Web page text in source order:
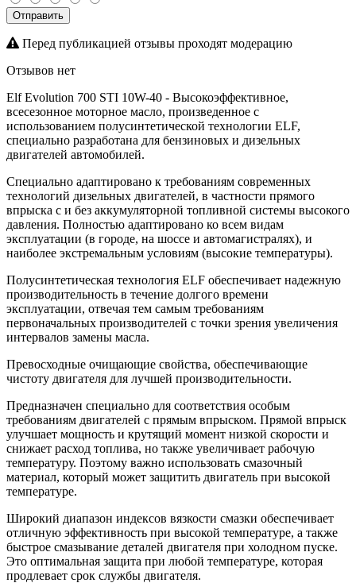
Отправить
Перед публикацией отзывы проходят модерацию
Отзывов нет
Elf Evolution 700 STI 10W-40 - Высокоэффективное,
всесезонное моторное масло, произведенное с
использованием полусинтетической технологии ELF,
специально разработана для бензиновых и дизельных
двигателей автомобилей.
Специально адаптировано к требованиям современных
технологий дизельных двигателей, в частности прямого
впрыска с и без аккумуляторной топливной системы высокого
давления. Полностью адаптировано ко всем видам
эксплуатации (в городе, на шоссе и автомагистралях), и
наиболее экстремальным условиям (высокие температуры).
Полусинтетическая технология ELF обеспечивает надежную
производительность в течение долгого времени
эксплуатации, отвечая тем самым требованиям
первоначальных производителей с точки зрения увеличения
интервалов замены масла.
Превосходные очищающие свойства, обеспечивающие
чистоту двигателя для лучшей производительности.
Предназначен специально для соответствия особым
требованиям двигателей с прямым впрыском. Прямой впрыск
улучшает мощность и крутящий момент низкой скорости и
снижает расход топлива, но также увеличивает рабочую
температуру. Поэтому важно использовать смазочный
материал, который может защитить двигатель при высокой
температуре.
Широкий диапазон индексов вязкости смазки обеспечивает
отличную эффективность при высокой температуре, а также
быстрое смазывание деталей двигателя при холодном пуске.
Это оптимальная защита при любой температуре, которая
продлевает срок службы двигателя.